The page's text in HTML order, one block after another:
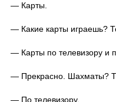
— Карты.
— Какие карты играешь?
— Карты по телевизору и
— Прекрасно. Шахматы?
— По телевизору.